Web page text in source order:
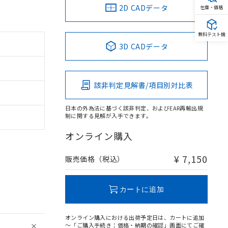
2D CADデータ
3D CADデータ
該非判定見解書/項目別対比表
日本の外為法に基づく該非判定、およびEAR再輸出規
制に関する見解が入手できます。
オンライン購入
販売価格（税込） ¥ 7,150
カートに追加
オンライン購入における出荷予定日は、カートに追加
～「ご購入手続き：価格・納期の確認」画面にてご確
在庫・価格
無料テスト機